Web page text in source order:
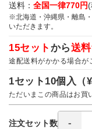
送料： 全国一律770円
※北海道・沖縄県・離島
いただきます。
15セット から送
途配送料がかかる場合が
1セット10個入（
ただいまこの商品はお買
注文セット数